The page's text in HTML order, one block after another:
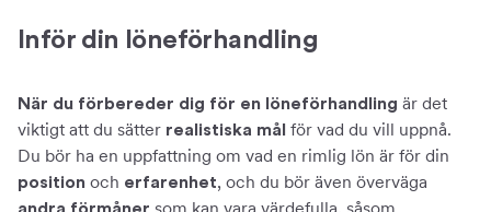
Inför din löneförhandling
När du förbereder dig för en löneförhandling är det
viktigt att du sätter realistiska mål för vad du vill uppnå.
Du bör ha en uppfattning om vad en rimlig lön är för din
position och erfarenhet, och du bör även överväga